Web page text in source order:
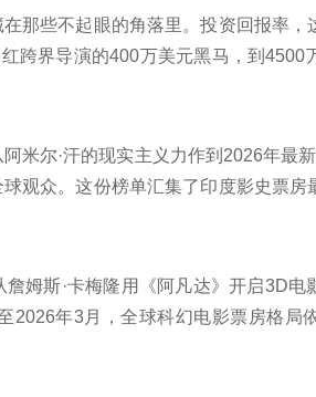
那些不起眼的角落里。投资回报率，
跨界导演的400万美元黑马，到4500
投入。下面跟着榜中榜编辑一起来看
米尔·汗的现实主义力作到2026年最
观众。这份榜单汇集了印度影史票房
一起来看看详细名单吧！
姆斯·卡梅隆用《阿凡达》开启3D电
年3月，全球科幻电影票房格局
球票房前列，缔造了独一无二的“潘
榜中榜编辑一起来看看详细名单吧！